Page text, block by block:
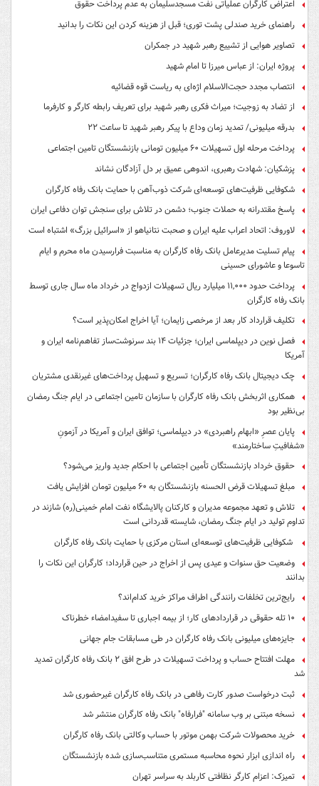
اعتراض کارگران عملیاتی نفت مسجدسلیمان به عدم پرداخت حقوق
راهنمای خرید صندلی پشت توری؛ قبل از هزینه کردن این نکات را بدانید
تصاویر هوایی از تشییع رهبر شهید در جمکران
پروژه ایران: از عباس میرزا تا امام شهید
انتصاب مجدد حجت‌الاسلام اژه‌ای به ریاست قوه‌ قضائیه
از تضاد به زوجیت؛ میراث فکری رهبر شهید برای تعریف رابطه کارگر و کارفرما
بدرقه میلیونی/ تمدید زمان وداع با پیکر رهبر شهید تا ساعت ۲۲
پرداخت مرحله اول تسهیلات ۶۰ میلیون تومانی بازنشستگان تامین اجتماعی
پزشکیان: شهادت رهبری، اندوهی عمیق بر دل آزادگان نشاند
شکوفایی ظرفیت‌های توسعه‌ای شرکت ذوب‌آهن با حمایت‌ بانک رفاه کارگران
پاسخ مقتدرانه به حملات جنوب؛ دشمن در تلاش برای سنجش توان دفاعی ایران
لاوروف: اتحاد اعراب علیه ایران و صحبت نتانیاهو از «اسرائیل بزرگ» اشتباه است
پیام تسلیت مدیرعامل بانک رفاه کارگران به مناسبت فرارسیدن ماه محرم و ایام
تاسوعا و عاشورای حسینی
پرداخت حدود ۱۱,۰۰۰ میلیارد ریال تسهیلات ازدواج در خرداد ماه سال جاری توسط
بانک رفاه کارگران
تکلیف قرارداد کار بعد از مرخصی زایمان؛ آیا اخراج امکان‌پذیر است؟
فصل نوین در دیپلماسی ایران؛ جزئیات ۱۴ بند سرنوشت‌ساز تفاهم‌نامه ایران و
آمریکا
چک دیجیتال بانک رفاه کارگران؛ تسریع و تسهیل پرداخت‌های غیرنقدی مشتریان
همکاری اثربخش بانک رفاه کارگران با سازمان تامین اجتماعی در ایام جنگ رمضان
بی‌نظیر بود
پایان عصرِ «ابهام راهبردی» در دیپلماسی؛ توافق ایران و آمریکا در آزمونِ
«شفافیتِ ساختارمند»
حقوق خرداد بازنشستگان تأمین اجتماعی با احکام جدید واریز می‌شود؟
مبلغ تسهیلات قرض الحسنه بازنشستگان به ۶۰ میلیون تومان افزایش یافت
تلاش و تعهد مجموعه مدیران و کارکنان پالایشگاه نفت امام خمینی(ره) شازند در
تداوم تولید در ایام جنگ رمضان، شایسته قدردانی است
شکوفایی ظرفیت‌های توسعه‌ای استان مرکزی با حمایت بانک رفاه کارگران
وضعیت حق سنوات و عیدی پس از اخراج در حین قرارداد؛ کارگران این نکات را
بدانند
رایج‌ترین تخلفات رانندگی اطراف مراکز خرید کدام‌اند؟
۱۰ تله حقوقی در قراردادهای کار؛ از بیمه اجباری تا سفیدامضاء خطرناک
جایزه‌های میلیونی بانک رفاه کارگران در طی مسابقات جام جهانی
مهلت افتتاح حساب و پرداخت تسهیلات در طرح افق ۲ بانک رفاه کارگران تمدید
شد
ثبت درخواست صدور کارت رفاهی در بانک رفاه کارگران غیرحضوری شد
نسخه مبتنی بر وب سامانه "فرارفاه" بانک رفاه کارگران منتشر شد
خرید محصولات شرکت بهمن موتور با حساب وکالتی بانک رفاه کارگران
راه اندازی ابزار نحوه محاسبه مستمری متناسب‌سازی شده بازنشستگان
تمیزک: اعزام کارگر نظافتی کاربلد به سراسر تهران